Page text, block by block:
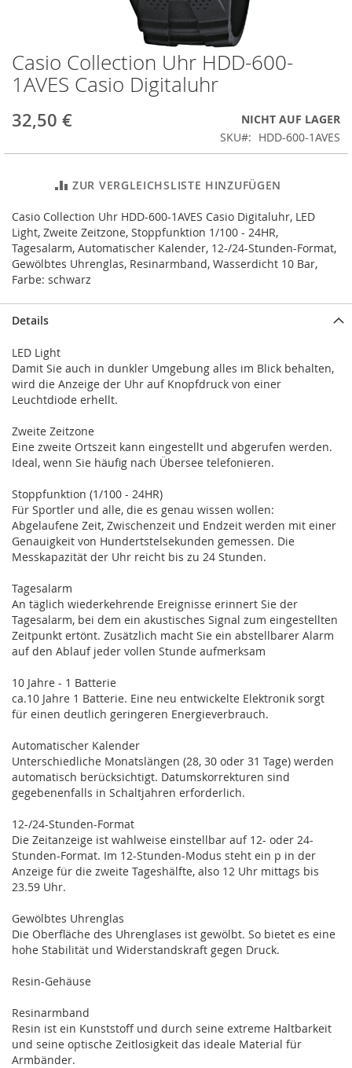
Zum
Anfang
der
springen
Casio Collection Uhr HDD-600-
1AVES Casio Digitaluhr
32,50 €
NICHT AUF LAGER
SKU
HDD-600-1AVES
ZUR VERGLEICHSLISTE HINZUFÜGEN
Casio Collection Uhr HDD-600-1AVES Casio Digitaluhr, LED
Light, Zweite Zeitzone, Stoppfunktion 1/100 - 24HR,
Tagesalarm, Automatischer Kalender, 12-/24-Stunden-Format,
Gewölbtes Uhrenglas, Resinarmband, Wasserdicht 10 Bar,
Farbe: schwarz
Details
LED Light
Damit Sie auch in dunkler Umgebung alles im Blick behalten,
wird die Anzeige der Uhr auf Knopfdruck von einer
Leuchtdiode erhellt.
Zweite Zeitzone
Eine zweite Ortszeit kann eingestellt und abgerufen werden.
Ideal, wenn Sie häufig nach Übersee telefonieren.
Stoppfunktion (1/100 - 24HR)
Für Sportler und alle, die es genau wissen wollen:
Abgelaufene Zeit, Zwischenzeit und Endzeit werden mit einer
Genauigkeit von Hundertstelsekunden gemessen. Die
Messkapazität der Uhr reicht bis zu 24 Stunden.
Tagesalarm
An täglich wiederkehrende Ereignisse erinnert Sie der
Tagesalarm, bei dem ein akustisches Signal zum eingestellten
Zeitpunkt ertönt. Zusätzlich macht Sie ein abstellbarer Alarm
auf den Ablauf jeder vollen Stunde aufmerksam
10 Jahre - 1 Batterie
ca.10 Jahre 1 Batterie. Eine neu entwickelte Elektronik sorgt
für einen deutlich geringeren Energieverbrauch.
Automatischer Kalender
Unterschiedliche Monatslängen (28, 30 oder 31 Tage) werden
automatisch berücksichtigt. Datumskorrekturen sind
gegebenenfalls in Schaltjahren erforderlich.
12-/24-Stunden-Format
Die Zeitanzeige ist wahlweise einstellbar auf 12- oder 24-
Stunden-Format. Im 12-Stunden-Modus steht ein p in der
Anzeige für die zweite Tageshälfte, also 12 Uhr mittags bis
23.59 Uhr.
Gewölbtes Uhrenglas
Die Oberfläche des Uhrenglases ist gewölbt. So bietet es eine
hohe Stabilität und Widerstandskraft gegen Druck.
Resin-Gehäuse
Resinarmband
Resin ist ein Kunststoff und durch seine extreme Haltbarkeit
und seine optische Zeitlosigkeit das ideale Material für
Armbänder.